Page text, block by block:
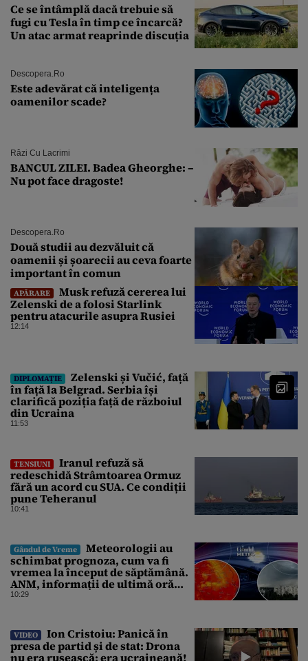
Ce se întâmplă dacă trebuie să
fugi cu Tesla în timp ce încarcă?
Un atac armat reaprinde discuția
Descopera.ro
Este adevărat că inteligența
oamenilor scade?
Râzi Cu Lacrimi
BANCUL ZILEI. Badea Gheorghe: –
Nu pot face dragoste!
Descopera.ro
Două studii au dezvăluit că
oamenii și șoarecii au ceva foarte
important în comun
APĂRARE
Musk refuză cererea lui
Zelenski de a folosi Starlink
pentru atacurile asupra Rusiei
12:14
DIPLOMAȚIE
Zelenski și Vučić, față
în față la Belgrad. Serbia își
clarifică poziția față de războiul
din Ucraina
11:53
TENSIUNI
Iranul refuză să
redeschidă Strâmtoarea Ormuz
fără un acord cu SUA. Ce condiții
pune Teheranul
10:41
Gândul de Vreme
Meteorologii au
schimbat prognoza, cum va fi
vremea la început de săptămână.
ANM, informații de ultimă oră
pentru Gândul
10:29
VIDEO
Ion Cristoiu: Panică în
presa de partid și de stat: Drona
nu era rusească; era ucraineană!